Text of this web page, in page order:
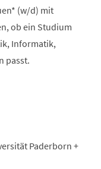
(w/d) mit
ob ein Studium
Informatik,
passt.
Paderborn +